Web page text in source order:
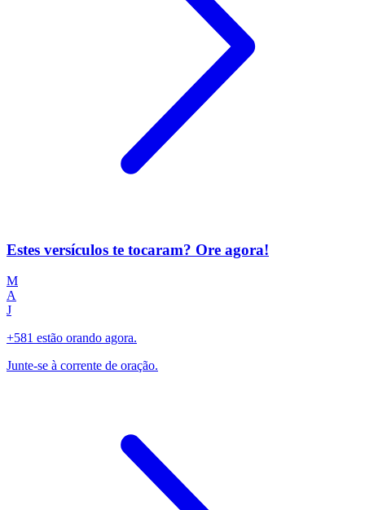
Estes versículos te tocaram? Ore agora!
M
A
J
+581 estão orando agora.
Junte-se à corrente de oração.